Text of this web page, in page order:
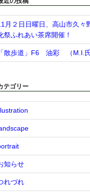
月２日日曜日、高山市久々
祭ふれあい茶席開催！
散歩道」F6 油彩 （M.I.氏
テゴリー
知らせ
れづれ